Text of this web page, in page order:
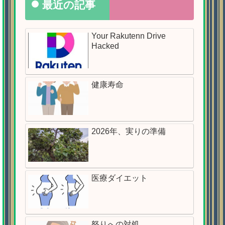
最近の記事
Your Rakutenn Drive
Hacked
健康寿命
2026年、実りの準備
医療ダイエット